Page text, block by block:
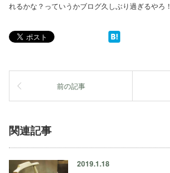
れるかな？っていうかブログ久しぶり過ぎるやろ！
前の記事
関連記事
2019.1.18